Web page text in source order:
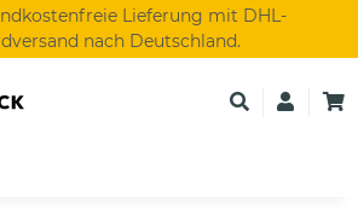
Lieferung mit DHL-
nach Deutschland.